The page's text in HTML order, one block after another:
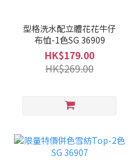
型格洗水配立體花花牛仔
布恤-1色SG 36909
HK$179.00
HK$269.00